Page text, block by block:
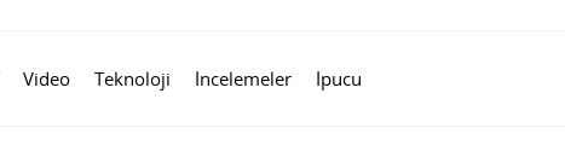
Video Teknoloji İncelemeler İpucu